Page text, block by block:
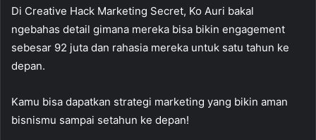
Di Creative Hack Marketing Secret, Ko Auri bakal
ngebahas detail gimana mereka bisa bikin engagement
sebesar 92 juta dan rahasia mereka untuk satu tahun ke
depan.
Kamu bisa dapatkan strategi marketing yang bikin aman
bisnismu sampai setahun ke depan!